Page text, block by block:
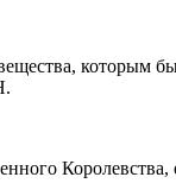
которым
Королевства,